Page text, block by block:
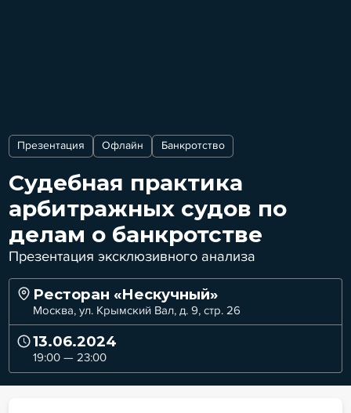
Презентация Офлайн Банкротство
Судебная практика
арбитражных судов по
делам о банкротстве
Презентация эксклюзивного анализа
Ресторан «Нескучный»
Москва, ул. Крымский Вал, д. 9, стр. 26
13.06.2024
19:00 — 23:00